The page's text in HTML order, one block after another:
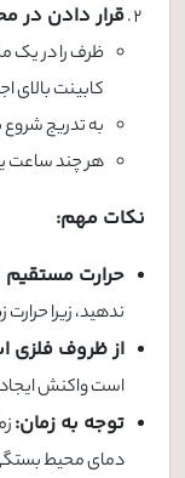
قرار دادن در
ظرف را در یک
کابینت بالای
به تدریج
هر چند ساعت
نکات مهم:
حرارت مستقیم
ندهید، زیرا
از ظروف فلزی
است واکنش
توجه به زمان:
دمای محیط